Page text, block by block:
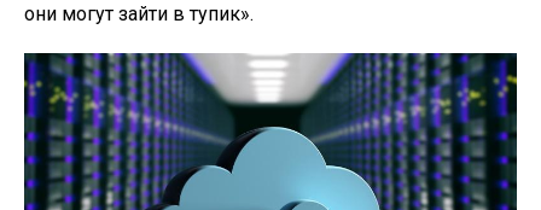
они могут зайти в тупик».